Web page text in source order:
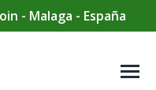
- Malaga - España